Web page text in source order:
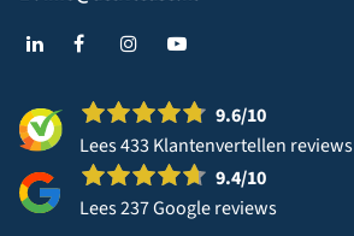
9.6/10
Lees 433 Klantenvertellen reviews
9.4/10
Lees 237 Google reviews